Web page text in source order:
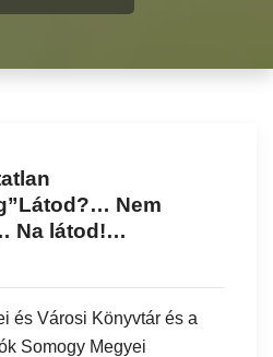
Nem
Na látod!…
és Városi Könyvtár és a
Somogy Megyei